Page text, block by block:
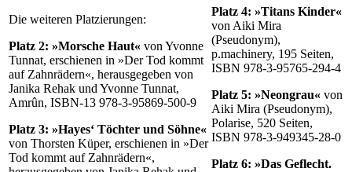
Die weiteren Platzierungen:
Platz 2: »Morsche Haut« von Yvonne
Tunnat, erschienen in »Der Tod kommt
auf Zahnrädern«, herausgegeben von
Janika Rehak und Yvonne Tunnat,
Amrûn, ISBN-13 978-3-95869-500-9
Platz 3: »Hayes‘ Töchter und Söhne«
von Thorsten Küper, erschienen in »Der
Tod kommt auf Zahnrädern«,
Platz 4: »Titans Kinder«
von Aiki Mira
(Pseudonym),
p.machinery, 195 Seiten,
ISBN 978-3-95765-294-4
Platz 5: »Neongrau« von
Aiki Mira (Pseudonym),
Polarise, 520 Seiten,
ISBN 978-3-949345-28-0
Platz 6: »Das Geflecht.